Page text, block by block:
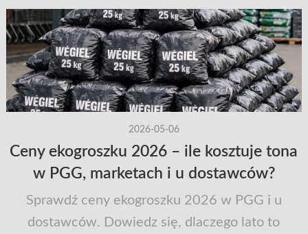
2026-05-06
Ceny ekogroszku 2026 – ile kosztuje tona
w PGG, marketach i u dostawców?
Sprawdź ceny ekogroszku 2026 w PGG i u
dostawców. Dowiedz się, dlaczego lato to